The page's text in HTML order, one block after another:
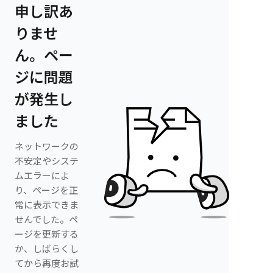
申し訳あ
りませ
ん。ペー
ジに問題
が発生し
ました
ネットワークの
不安定やシステ
ムエラーによ
り、ページを正
常に表示できま
せんでした。ペ
ージを更新する
か、しばらくし
てから再度お試